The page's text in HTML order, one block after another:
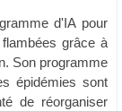
d'IA pour
grâce à
Son programme
épidémies sont
de réorganiser